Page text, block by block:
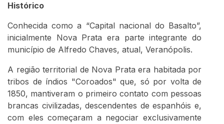
Histórico
Conhecida como a “Capital nacional do Basalto”,
inicialmente Nova Prata era parte integrante do
município de Alfredo Chaves, atual, Veranópolis.
A região territorial de Nova Prata era habitada por
tribos de índios "Coroados" que, só por volta de
1850, mantiveram o primeiro contato com pessoas
brancas civilizadas, descendentes de espanhóis e,
com eles começaram a negociar exclusivamente